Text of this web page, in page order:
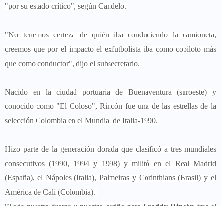
"por su estado crítico", según Candelo.
"No tenemos certeza de quién iba conduciendo la camioneta,
creemos que por el impacto el exfutbolista iba como copiloto más
que como conductor", dijo el subsecretario.
Nacido en la ciudad portuaria de Buenaventura (suroeste) y
conocido como "El Coloso", Rincón fue una de las estrellas de la
selección Colombia en el Mundial de Italia-1990.
Hizo parte de la generación dorada que clasificó a tres mundiales
consecutivos (1990, 1994 y 1998) y militó en el Real Madrid
(España), el Nápoles (Italia), Palmeiras y Corinthians (Brasil) y el
América de Cali (Colombia).